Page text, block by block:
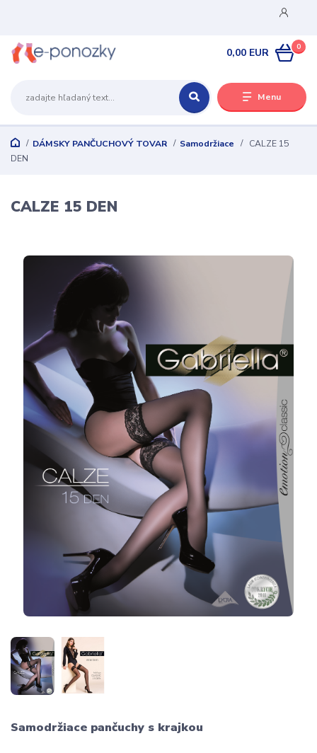
Menu
0
0,00 EUR
DÁMSKY PANČUCHOVÝ TOVAR Samodržiace
CALZE 15
DEN
CALZE 15 DEN
Samodržiace pančuchy s krajkou